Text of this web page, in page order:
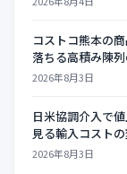
コストコ熊本の
落ちる高積み陳
2026年8月3日
日米協調介入で
見る輸入コスト
2026年8月3日